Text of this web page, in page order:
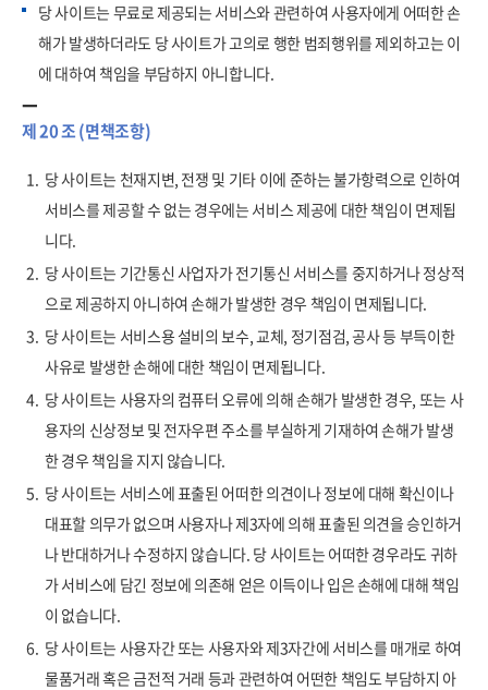
당 사이트는 무료로 제공되는 서비스와 관련하여 사용자에게 어떠한 손
해가 발생하더라도 당 사이트가 고의로 행한 범죄행위를 제외하고는 이
에 대하여 책임을 부담하지 아니합니다.
제 20 조 (면책조항)
1. 당 사이트는 천재지변, 전쟁 및 기타 이에 준하는 불가항력으로 인하여
서비스를 제공할 수 없는 경우에는 서비스 제공에 대한 책임이 면제됩
니다.
2. 당 사이트는 기간통신 사업자가 전기통신 서비스를 중지하거나 정상적
으로 제공하지 아니하여 손해가 발생한 경우 책임이 면제됩니다.
3. 당 사이트는 서비스용 설비의 보수, 교체, 정기점검, 공사 등 부득이한
사유로 발생한 손해에 대한 책임이 면제됩니다.
4. 당 사이트는 사용자의 컴퓨터 오류에 의해 손해가 발생한 경우, 또는 사
용자의 신상정보 및 전자우편 주소를 부실하게 기재하여 손해가 발생
한 경우 책임을 지지 않습니다.
5. 당 사이트는 서비스에 표출된 어떠한 의견이나 정보에 대해 확신이나
대표할 의무가 없으며 사용자나 제3자에 의해 표출된 의견을 승인하거
나 반대하거나 수정하지 않습니다. 당 사이트는 어떠한 경우라도 귀하
가 서비스에 담긴 정보에 의존해 얻은 이득이나 입은 손해에 대해 책임
이 없습니다.
6. 당 사이트는 사용자간 또는 사용자와 제3자간에 서비스를 매개로 하여
물품거래 혹은 금전적 거래 등과 관련하여 어떤한 책임도 부담하지 아